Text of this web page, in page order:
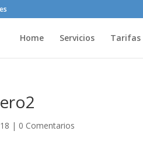
Home Servicios Tarifas
| 0 Comentarios